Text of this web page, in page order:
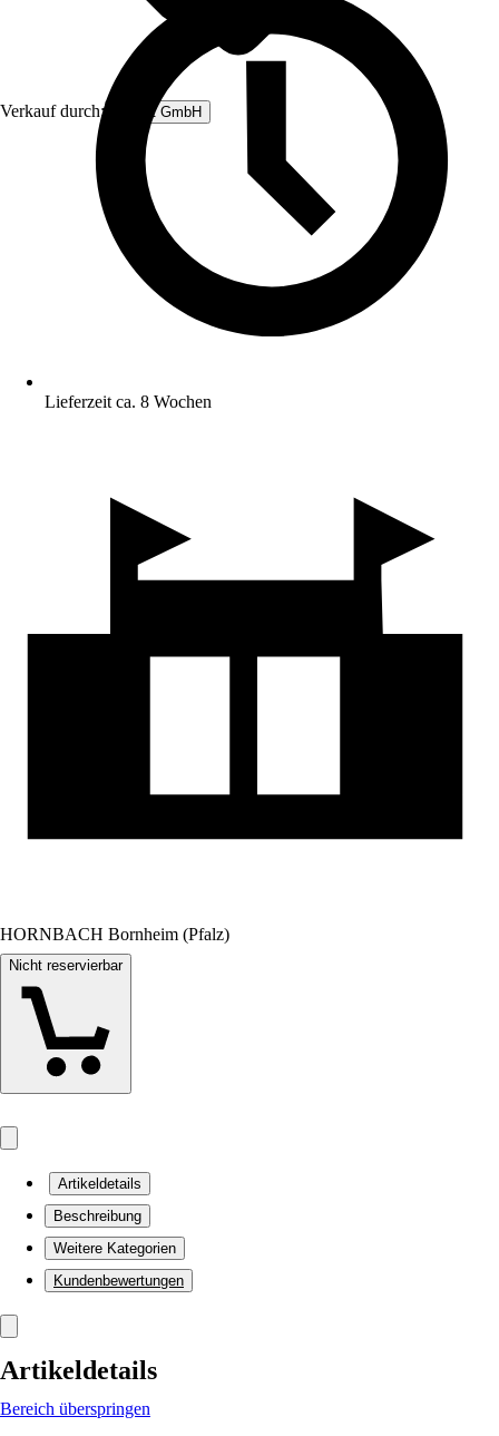
Verkauf durch: Rubart GmbH
Lieferzeit ca. 8 Wochen
HORNBACH Bornheim (Pfalz)
Nicht reservierbar
Artikeldetails
Beschreibung
Weitere Kategorien
Kundenbewertungen
Artikeldetails
Bereich überspringen